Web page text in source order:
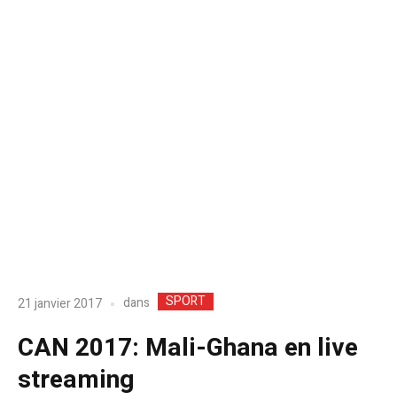
21 janvier 2017 dans SPORT
CAN 2017: Mali-Ghana en live
streaming